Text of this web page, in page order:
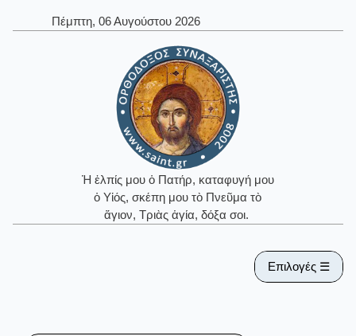
Πέμπτη, 06 Αυγούστου 2026
Ἡ ἐλπίς μου ὁ Πατήρ, καταφυγή μου
ὁ Υἱός, σκέπη μου τὸ Πνεῦμα τὸ
ἅγιον, Τριὰς ἁγία, δόξα σοι.
Επιλογές ☰